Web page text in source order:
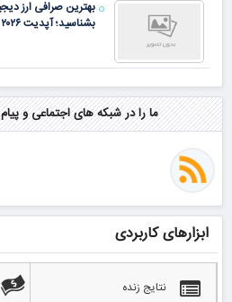
بهترین صرافی ارز
بشناسید؛ آپدیت ۲۰۲۶
ما را در شبکه های اجتماعی و
ابزارهای کاربردی
نتایج زنده